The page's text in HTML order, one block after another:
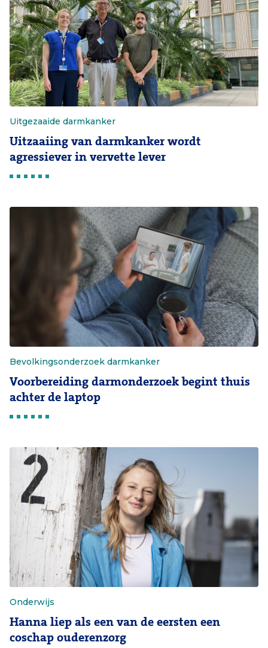
Uitgezaaide darmkanker
Uitzaaiing van darmkanker wordt
agressiever in vervette lever
Bevolkingsonderzoek darmkanker
Voorbereiding darmonderzoek begint thuis
achter de laptop
Onderwijs
Hanna liep als een van de eersten een
coschap ouderenzorg